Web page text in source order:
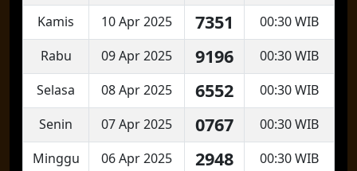
Kamis
10 Apr 2025 7351
00:30 WIB
Rabu
09 Apr 2025 9196
00:30 WIB
Selasa
08 Apr 2025 6552
00:30 WIB
Senin
07 Apr 2025 0767
00:30 WIB
Minggu
06 Apr 2025 2948
00:30 WIB